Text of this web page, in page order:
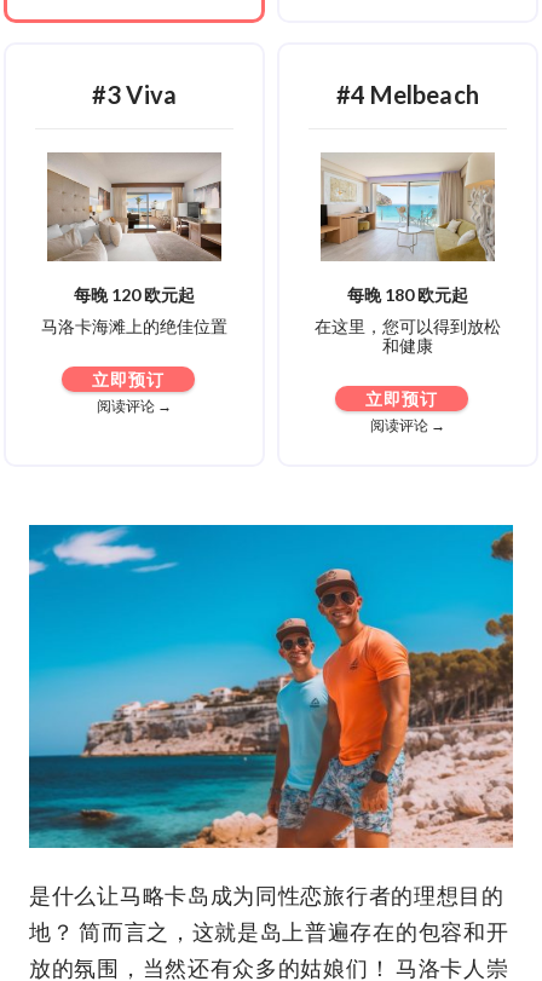
#3 Viva
每晚 120 欧元起
马洛卡海滩上的绝佳位置
立即预订
阅读评论 →
#4 Melbeach
每晚 180 欧元起
在这里，您可以得到放松
和健康
立即预订
阅读评论 →
是什么让马略卡岛成为同性恋旅行者的理想目的
地？ 简而言之，这就是岛上普遍存在的包容和开
放的氛围，当然还有众多的姑娘们！ 马洛卡人崇